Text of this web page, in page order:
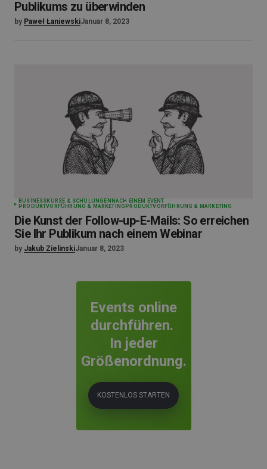
Publikums zu überwinden
by Paweł ŁaniewskiJanuar 8, 2023
BUSINESS KURSE & SCHULUNGEN NACH EINEM EVENT
PRODUKTVORFÜHRUNG & MARKETING PRODUKTVORFÜHRUNG & MARKETING
Die Kunst der Follow-up-E-Mails: So erreichen
Sie Ihr Publikum nach einem Webinar
by Jakub ZielinskiJanuar 8, 2023
Events online
durchführen.
In jeder
Größenordnung.
KOSTENLOS STARTEN